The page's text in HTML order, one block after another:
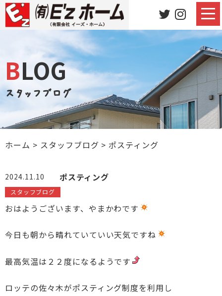
BLOG
スタッフブログ
ホーム > スタッフブログ > ポスティング
2024.11.10 ポスティング
スタッフブログ
おはようございます、やまかわです
今日も朝から晴れていていい天気ですね
最高気温は２２度になるようです
ロッテの佐々木がポスティング制度を利用し